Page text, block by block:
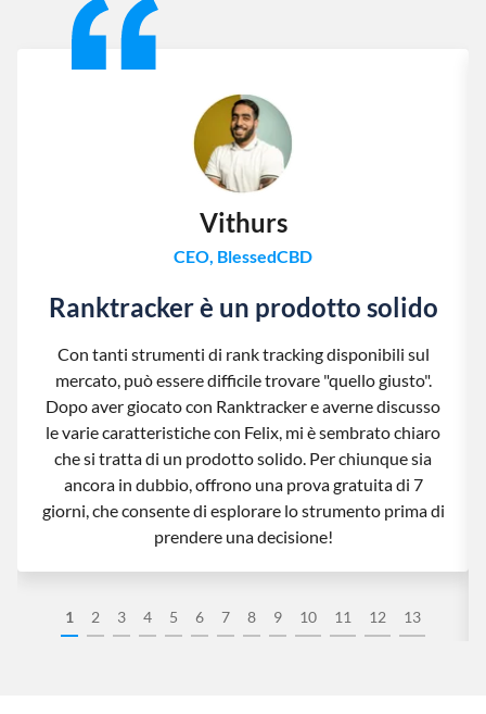
1 2 3 4 5 6 7 8 9 10 11 12 13
Vithurs
CEO, BlessedCBD
Ranktracker è un prodotto solido
Con tanti strumenti di rank tracking disponibili sul
mercato, può essere difficile trovare "quello giusto".
Dopo aver giocato con Ranktracker e averne discusso
le varie caratteristiche con Felix, mi è sembrato chiaro
che si tratta di un prodotto solido. Per chiunque sia
ancora in dubbio, offrono una prova gratuita di 7
giorni, che consente di esplorare lo strumento prima di
prendere una decisione!